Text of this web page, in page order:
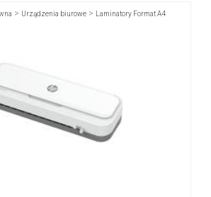
> Urządzenia biurowe > Laminatory Format A4